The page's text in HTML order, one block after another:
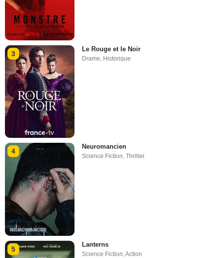
3
Le Rouge et le Noir
Drame, Historique
4
Neuromancien
Science Fiction,Thriller
5
Lanterns
Science Fiction ,Action